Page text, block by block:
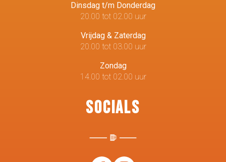
Dinsdag t/m Donderdag
20.00 tot 02.00 uur
Vrijdag & Zaterdag
20.00 tot 03.00 uur
Zondag
14.00 tot 02.00 uur
Socials